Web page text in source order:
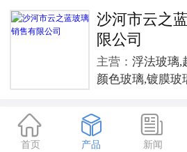
沙河市云之
限公司
主营： 浮法玻璃,
颜色玻璃,镀膜玻

首页

产品

新闻